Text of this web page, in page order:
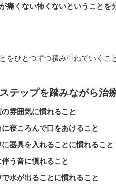
痛くない怖くないということを
をひとつずつ積み重ねていくこ
テップを踏みながら治
の雰囲気に慣れること
に寝ころんで口をあけること
に器具を入れることに慣れること
う音に慣れること
で水が出ることに慣れること